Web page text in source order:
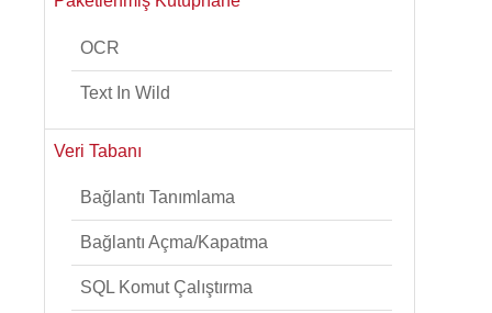
OCR
Text In Wild
Veri Tabanı
Bağlantı Tanımlama
Bağlantı Açma/Kapatma
SQL Komut Çalıştırma